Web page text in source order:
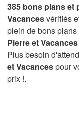
385 bons plans et
Vacancesvérifiés
plein de bons
Pierre et Vacances
Plus besoin
et Vacancespour
prix !.